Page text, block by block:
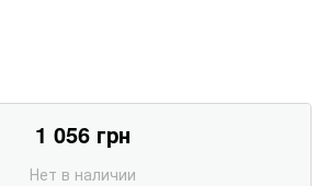
1 056 грн
Нет в наличии